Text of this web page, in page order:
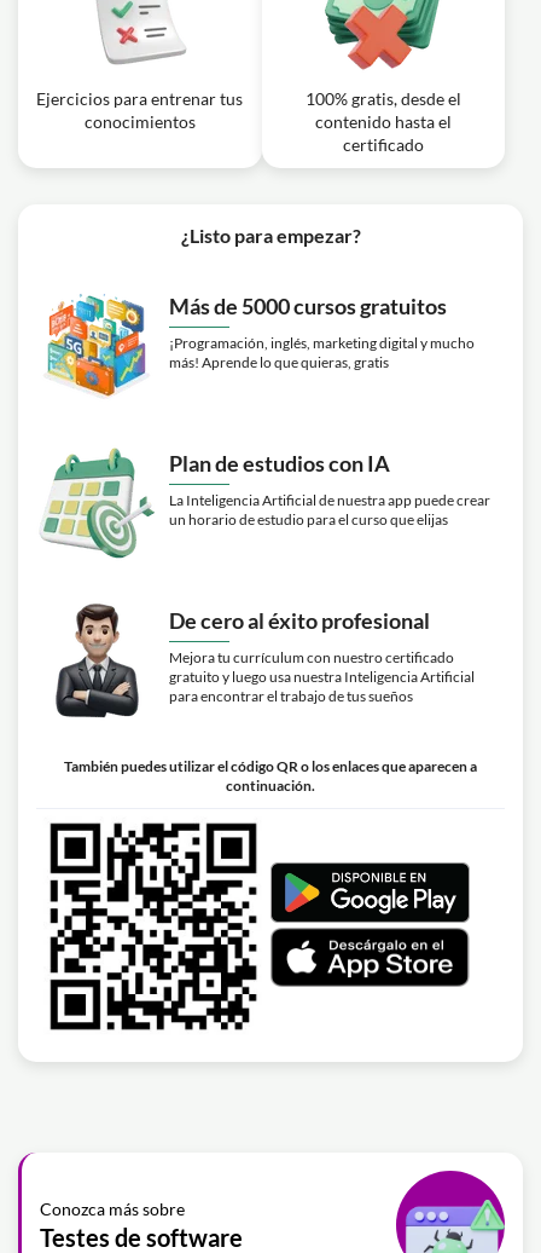
Ejercicios para entrenar tus
conocimientos
100% gratis, desde el
contenido hasta el
certificado
¿Listo para empezar?
Más de 5000 cursos gratuitos
¡Programación, inglés, marketing digital y mucho
más! Aprende lo que quieras, gratis
Plan de estudios con IA
La Inteligencia Artificial de nuestra app puede crear
un horario de estudio para el curso que elijas
De cero al éxito profesional
Mejora tu currículum con nuestro certificado
gratuito y luego usa nuestra Inteligencia Artificial
para encontrar el trabajo de tus sueños
También puedes utilizar el código QR o los enlaces que aparecen a
continuación.
Conozca más sobre
Testes de software